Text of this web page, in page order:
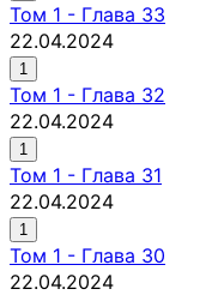
Том 1 - Глава 33
22.04.2024
1
Том 1 - Глава 32
22.04.2024
1
Том 1 - Глава 31
22.04.2024
1
Том 1 - Глава 30
22.04.2024